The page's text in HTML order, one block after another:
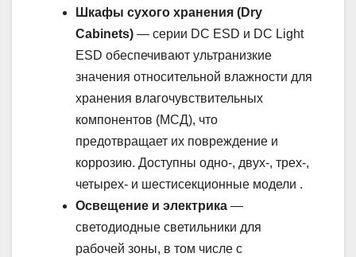
Шкафы сухого хранения (Dry
Cabinets) — серии DC ESD и DC Light
ESD обеспечивают ультранизкие
значения относительной влажности для
хранения влагочувствительных
компонентов (МСД), что
предотвращает их повреждение и
коррозию. Доступны одно-, двух-, трех-,
четырех- и шестисекционные модели .
Освещение и электрика —
светодиодные светильники для
рабочей зоны, в том числе с